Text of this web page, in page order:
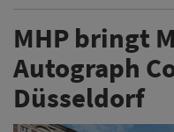
MHP bringt
Autograph
Düsseldorf